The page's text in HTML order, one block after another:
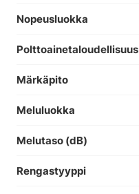
Nopeusluokka
Polttoainetaloudellisuus
Märkäpito
Meluluokka
Melutaso (dB)
Rengastyyppi